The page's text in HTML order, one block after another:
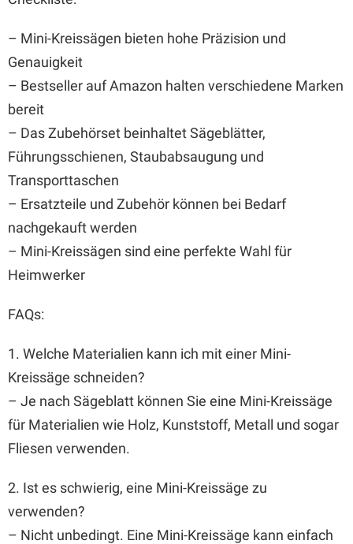
– Mini-Kreissägen bieten hohe Präzision und
Genauigkeit
– Bestseller auf Amazon halten verschiedene Marken
bereit
– Das Zubehörset beinhaltet Sägeblätter,
Führungsschienen, Staubabsaugung und
Transporttaschen
– Ersatzteile und Zubehör können bei Bedarf
nachgekauft werden
– Mini-Kreissägen sind eine perfekte Wahl für
Heimwerker
FAQs:
1. Welche Materialien kann ich mit einer Mini-
Kreissäge schneiden?
– Je nach Sägeblatt können Sie eine Mini-Kreissäge
für Materialien wie Holz, Kunststoff, Metall und sogar
Fliesen verwenden.
2. Ist es schwierig, eine Mini-Kreissäge zu
verwenden?
– Nicht unbedingt. Eine Mini-Kreissäge kann einfach